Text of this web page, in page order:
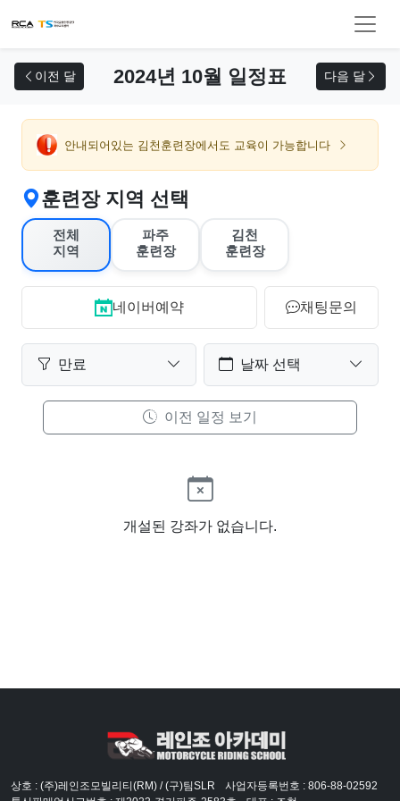
이전 달 2024년 10월 일정표 다음 달
안내되어있는 김천훈련장에서도 교육이 가능합니다
훈련장 지역 선택
전체
지역
파주
훈련장
김천
훈련장
네이버예약 채팅문의
만료 날짜 선택
이전 일정 보기
개설된 강좌가 없습니다.
상호 : (주)레인조모빌리티(RM) / (구)팀SLR
사업자등록번호 : 806-88-02592